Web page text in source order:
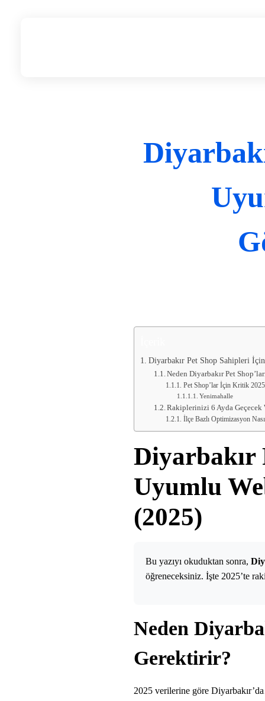
Diyarbakır Pet Shop Sahipleri
Neden Diyarbakır Pet
Pet Shop’lar İçin Kritik
Yenimahalle
Rakiplerinizi 6 Ayda Geçecek
İlçe Bazlı Optimizasyon
Diyarbakır
Uyumlu
(2025)
Bu yazıyı okuduktan sonra,
öğreneceksiniz. İşte 2025’te
Neden
Gerektirir?
2025 verilerine göre